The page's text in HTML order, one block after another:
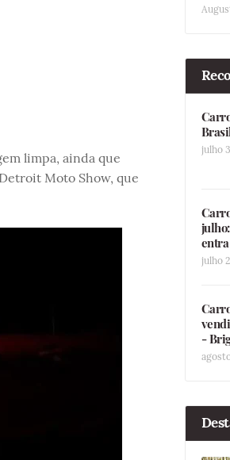
limpa, ainda que
Moto Show, que
julho
julho
-